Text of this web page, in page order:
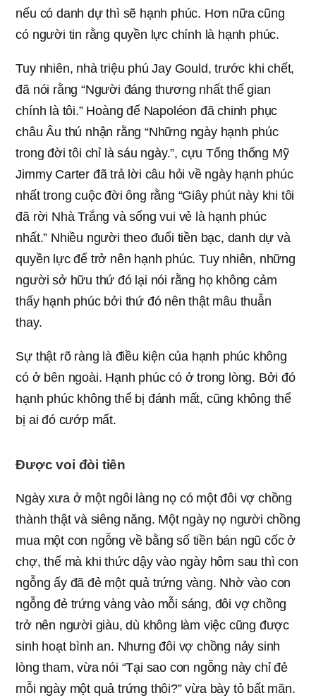
nếu có danh dự thì sẽ hạnh phúc. Hơn nữa cũng
có người tin rằng quyền lực chính là hạnh phúc.
Tuy nhiên, nhà triệu phú Jay Gould, trước khi chết,
đã nói rằng “Người đáng thương nhất thế gian
chính là tôi.” Hoàng đế Napoléon đã chinh phục
châu Âu thú nhận rằng “Những ngày hạnh phúc
trong đời tôi chỉ là sáu ngày.”, cựu Tổng thống Mỹ
Jimmy Carter đã trả lời câu hỏi về ngày hạnh phúc
nhất trong cuộc đời ông rằng “Giây phút này khi tôi
đã rời Nhà Trắng và sống vui vẻ là hạnh phúc
nhất.” Nhiều người theo đuổi tiền bạc, danh dự và
quyền lực để trở nên hạnh phúc. Tuy nhiên, những
người sở hữu thứ đó lại nói rằng họ không cảm
thấy hạnh phúc bởi thứ đó nên thật mâu thuẫn
thay.
Sự thật rõ ràng là điều kiện của hạnh phúc không
có ở bên ngoài. Hạnh phúc có ở trong lòng. Bởi đó
hạnh phúc không thể bị đánh mất, cũng không thể
bị ai đó cướp mất.
Được voi đòi tiên
Ngày xưa ở một ngôi làng nọ có một đôi vợ chồng
thành thật và siêng năng. Một ngày nọ người chồng
mua một con ngỗng về bằng số tiền bán ngũ cốc ở
chợ, thế mà khi thức dậy vào ngày hôm sau thì con
ngỗng ấy đã đẻ một quả trứng vàng. Nhờ vào con
ngỗng đẻ trứng vàng vào mỗi sáng, đôi vợ chồng
trở nên người giàu, dù không làm việc cũng được
sinh hoạt bình an. Nhưng đôi vợ chồng nảy sinh
lòng tham, vừa nói “Tại sao con ngỗng này chỉ đẻ
mỗi ngày một quả trứng thôi?” vừa bày tỏ bất mãn.